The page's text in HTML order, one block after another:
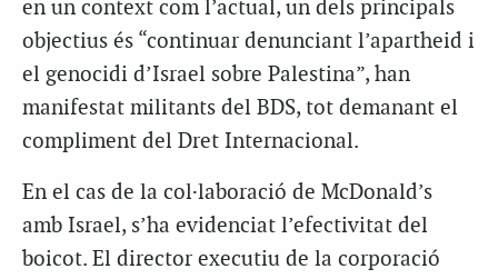
en un context com l’actual, un dels principals
objectius és “continuar denunciant l’apartheid i
el genocidi d’Israel sobre Palestina”, han
manifestat militants del BDS, tot demanant el
compliment del Dret Internacional.
En el cas de la col·laboració de McDonald’s
amb Israel, s’ha evidenciat l’efectivitat del
boicot. El director executiu de la corporació